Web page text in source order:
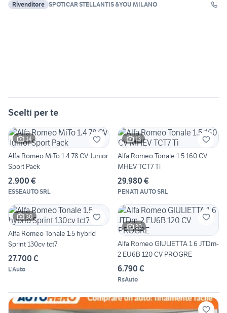
Rivenditore SPOTICAR STELLANTIS &YOU MILANO
Scelti per te
14
Alfa Romeo MiTo 1.4 78 CV Junior
Sport Pack
2.900 €
ESSEAUTO SRL
13
Alfa Romeo Tonale 1.5 160 CV
MHEV TCT7 Ti
29.980 €
PENATI AUTO SRL
30
Alfa Romeo Tonale 1.5 hybrid
Sprint 130cv tct7
27.700 €
L'Auto
30
Alfa Romeo GIULIETTA 1.6 JTDm-
2 EU6B 120 CV PROGRE
6.790 €
RsAuto